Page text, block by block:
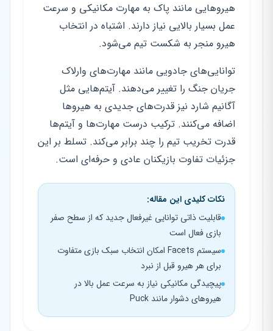
هیروهایی مانند پاک به مهارت مکانیکی و سرعت
عمل بسیار بالایی نیاز دارند. اشتباه در انتخاب
هیرو منجر به شکست تیم می‌شود.
توانایی‌های جادویی مانند مهارت‌های وارلاک
جریان جنگ را تغییر می‌دهند. آیتم‌هایی مثل
آگانیم شارد نیز قدرت‌های جدیدی به هیروها
اضافه می‌کنند. ترکیب درست مهارت‌ها و آیتم‌ها
قدرت تخریب تیم را چند برابر می‌کند. تسلط بر این
جزئیات تفاوت بازیکنان عادی و حرفه‌ای است.
نکات کلیدی این مقاله:
قابلیت ذاتی توانایی غیرفعال جدید که از سطح صفر
بازی فعال است
سیستم Facets امکان انتخاب سبک بازی متفاوت
برای هر هیرو قبل از نبرد
پیچیدگی مکانیکی نیاز به سرعت عمل بالا در
هیروهای دشوار مانند Puck